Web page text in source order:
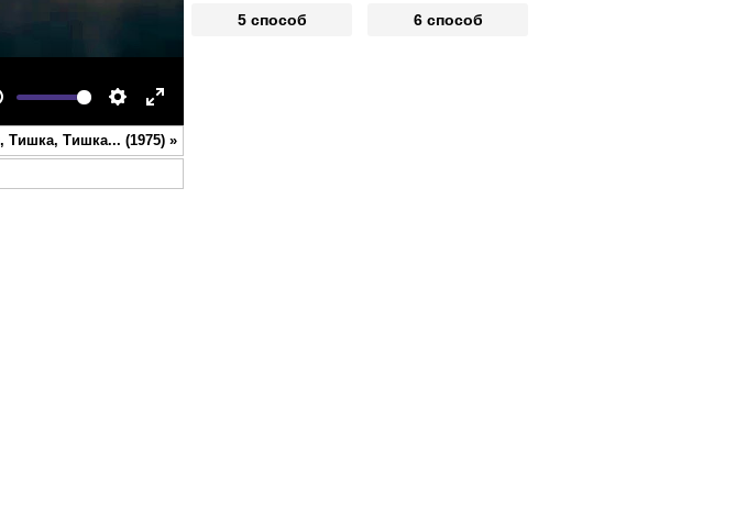
Settings
Enter
fullscreen
Тишка, Тишка... (1975) »
5 способ 6 способ